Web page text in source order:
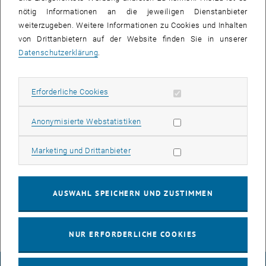
deaktiviert. Veränderungen an der alten Mailbox, die nach erfolgter
Migration (siehe Benachrichtigungen [1]) zu Exchange Online
entstanden, werden nicht mehr synchronisiert. Sollten Sie
nachträglich noch E-Mails in der Mailbox (z.B. Gesendet-Ordner)
gespeichert haben, so sichern Sie diese bitte selbständig vor dem
outlook.office.commit Benutzername
Netzwerkpasswort.
Informationen zum Service E-Mail für Studierende: [2]
[1]https://colab.tuwien.ac.at/x/AgSwCQ, öffnet eine externe URL in
https://colab.tuwien.ac.at/x/5Ik4CQ, öffnet eine externe URL in
nötig Informationen an die jeweiligen Dienstanbieter
weiterzugeben. Weitere Informationen zu Cookies und Inhalten
von Drittanbietern auf der Website finden Sie in unserer
Datenschutzerklärung
Erforderliche Cookies Erforderliche Cookies zulassen
Anonymisierte WebstatistikenStatistik Cookies zulassen
Marketing und DrittanbieterMarketing Cookies zulassen
AUSWAHL SPEICHERN UND ZUSTIMMEN
NUR ERFORDERLICHE COOKIES